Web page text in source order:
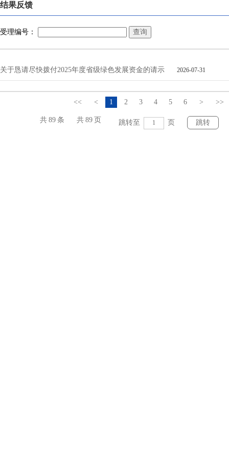
结果反馈
受理编号：
关于恳请尽快拨付2025年度省级绿色发展资金的请示 2026-07-31
<< < 1 2 3 4 5 6 > >>
共 89 条 共 89 页 跳转至 页